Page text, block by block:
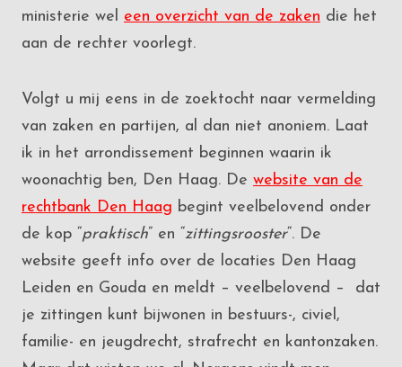
ministerie wel een overzicht van de zaken die het
aan de rechter voorlegt.
Volgt u mij eens in de zoektocht naar vermelding
van zaken en partijen, al dan niet anoniem. Laat
ik in het arrondissement beginnen waarin ik
woonachtig ben, Den Haag. De website van de
rechtbank Den Haag begint veelbelovend onder
de kop “praktisch” en “zittingsrooster“. De
website geeft info over de locaties Den Haag
Leiden en Gouda en meldt – veelbelovend – dat
je zittingen kunt bijwonen in bestuurs-, civiel,
familie- en jeugdrecht, strafrecht en kantonzaken.